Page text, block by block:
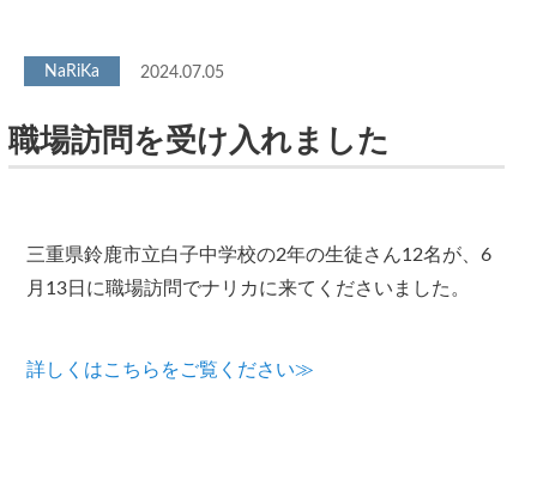
2024.07.05
職場訪問を受け入れました
三重県鈴鹿市立白子中学校の2年の生徒さん12名が、6
月13日に職場訪問でナリカに来てくださいました。
詳しくはこちらをご覧ください≫